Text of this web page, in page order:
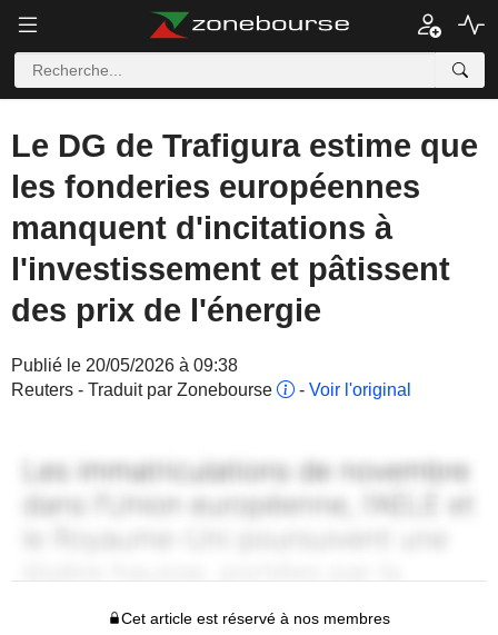
Le DG de Trafigura estime que
les fonderies européennes
manquent d'incitations à
l'investissement et pâtissent
des prix de l'énergie
Publié le 20/05/2026 à 09:38
Reuters - Traduit par Zonebourse
- Voir l'original
Cet article est réservé à nos membres